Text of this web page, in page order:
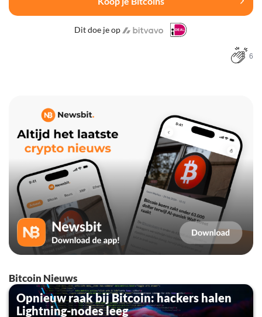
Dit doe je op
6
Bitcoin Nieuws
Opnieuw raak bij Bitcoin: hackers halen
Lightning-nodes leeg